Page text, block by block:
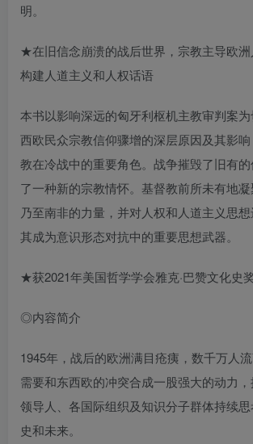
明。
★在旧信念崩溃的战后世界，宗教主导欧洲
构建人道主义和人权话语
本书以影响深远的匈牙利枢机主教审判案
西欧民众宗教信仰骤增的深层原因及其影
教在冷战中的重要角色。战争摧毁了旧有
了一种新的宗教情怀。基督教前所未有地
乃至南非的力量，并对人权和人道主义思
其成为意识形态对抗中的重要思想武器。
★获2021年美国哲学学会雅克·巴赞文化史
◎内容简介
1945年，战后的欧洲满目疮痍，数千万人
需要和东西欧的冲突合成一股强大的动力
领导人、各国际组织及知识分子群体持续
史和未来。